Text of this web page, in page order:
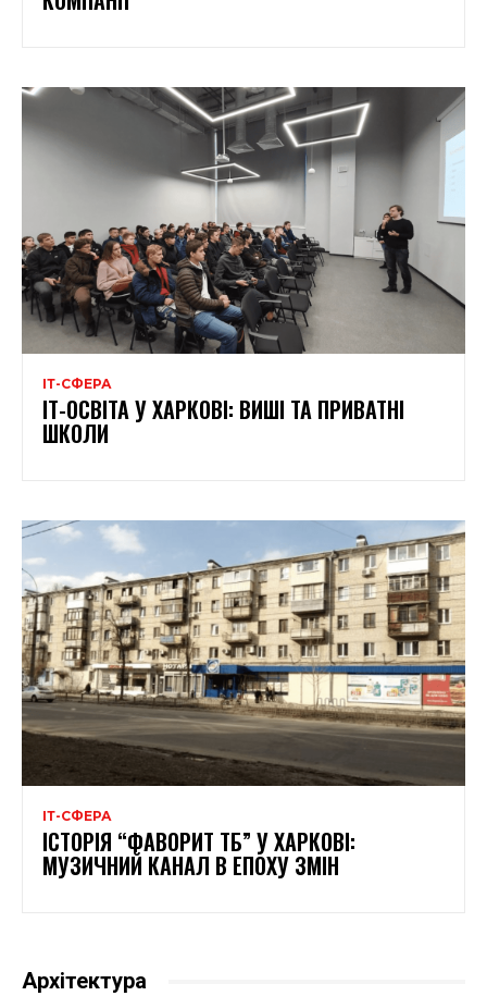
ІТ-СФЕРА
ІТ-ОСВІТА У ХАРКОВІ: ВИШІ ТА ПРИВАТНІ
ШКОЛИ
ІТ-СФЕРА
ІСТОРІЯ “ФАВОРИТ ТБ” У ХАРКОВІ:
МУЗИЧНИЙ КАНАЛ В ЕПОХУ ЗМІН
Архітектура